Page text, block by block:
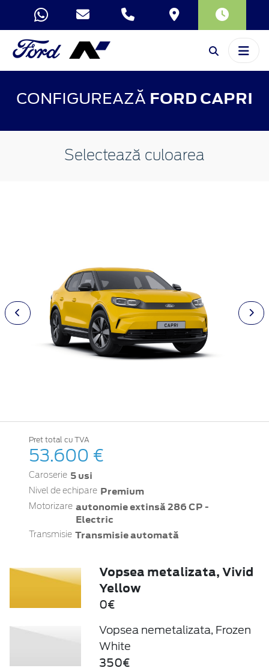
CONFIGUREAZĂ FORD CAPRI
Selectează culoarea
Pret total cu TVA
53.600 €
Caroserie 5 usi
Nivel de echipare Premium
Motorizare autonomie extinsă 286 CP -
Electric
Transmisie Transmisie automată
Vopsea metalizata, Vivid
Yellow
0€
Vopsea nemetalizata, Frozen
White
350€